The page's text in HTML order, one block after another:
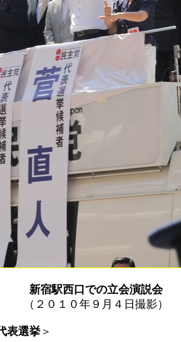
新宿駅西口での立会演説会
（２０１０年９月４日撮影）
表選挙 ＞